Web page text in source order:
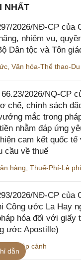
NHẤT
2026/NĐ-CP của
nhiệm vụ,
Dân tộc và Tôn
Văn hóa-Thể thao-Du
2026/NQ-CP
chế, chính sách
mắc trong
nhằm đáp ứng
cam kết quốc tế
cầu về thuế
hàng Thuế-Phí-Lệ phí
2026/NĐ-CP của
Công ước La Hay
hóa đối với giấy
ước Apostille)
Xuất nhập cảnh
dẫn